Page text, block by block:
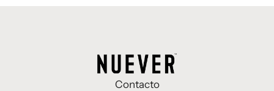
Contacto